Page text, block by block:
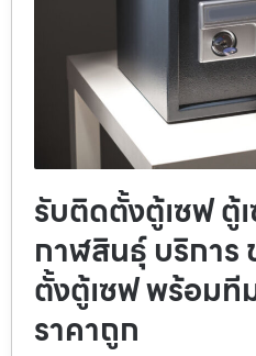
รับติดตั้งตู้เซฟ ตู้
กาฬสินธุ์ บริการ
ตั้งตู้เซฟ พร้อม
ราคาถูก